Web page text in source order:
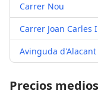
Carrer Nou
Carrer Joan Carles I
Avinguda d'Alacant
Precios